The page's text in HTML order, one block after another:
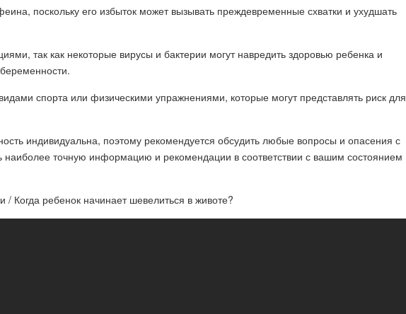
поскольку его избыток может вызывать преждевременные схватки и ухудшать
так как некоторые вирусы и бактерии могут навредить здоровью ребенка и
спорта или физическими упражнениями, которые могут представлять риск для
индивидуальна, поэтому рекомендуется обсудить любые вопросы и опасения с
наиболее точную информацию и рекомендации в соответствии с вашим состоянием
/ Когда ребенок начинает шевелиться в животе?